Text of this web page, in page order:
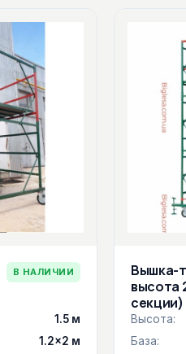
В НАЛИЧИИ
1.5 м
1.2×2 м
Вышка-
высота
секции)
Высота:
База: